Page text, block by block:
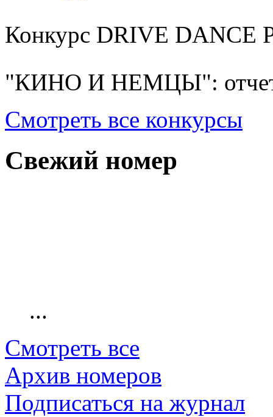
Конкурс DRIVE DANCE
"КИНО И НЕМЦЫ": отчет
Смотреть все конкурсы
Свежий номер
...
Смотреть все
Архив номеров
Подписаться на журнал